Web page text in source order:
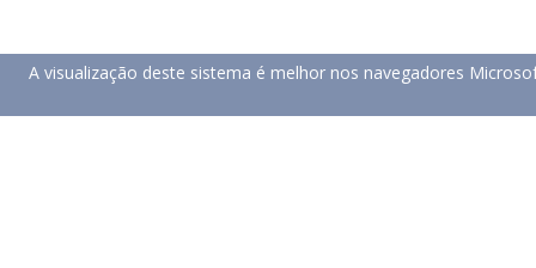
A visualização deste sistema é melhor nos navegadores